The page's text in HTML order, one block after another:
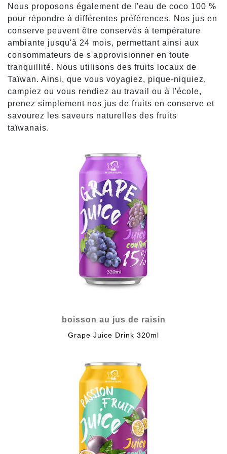
Nous proposons également de l'eau de coco 100 %
pour répondre à différentes préférences. Nos jus en
conserve peuvent être conservés à température
ambiante jusqu'à 24 mois, permettant ainsi aux
consommateurs de s'approvisionner en toute
tranquillité. Nous utilisons des fruits locaux de
Taïwan. Ainsi, que vous voyagiez, pique-niquiez,
campiez ou vous rendiez au travail ou à l'école,
prenez simplement nos jus de fruits en conserve et
savourez les saveurs naturelles des fruits
taïwanais.
boisson au jus de raisin
Grape Juice Drink 320ml